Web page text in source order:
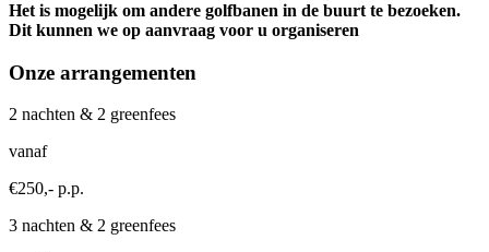
Het is mogelijk om andere golfbanen in de buurt te bezoeken.
Dit kunnen we op aanvraag voor u organiseren
Onze arrangementen
2 nachten & 2 greenfees
vanaf
€250,- p.p.
3 nachten & 2 greenfees